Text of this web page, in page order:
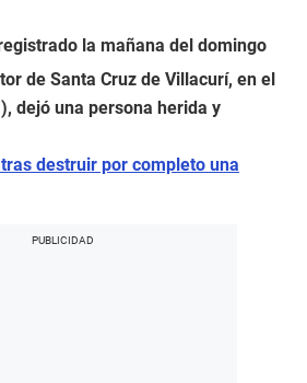
la mañana del domingo
de Santa Cruz de Villacurí, en el
dejó una persona herida y
destruir por completo una